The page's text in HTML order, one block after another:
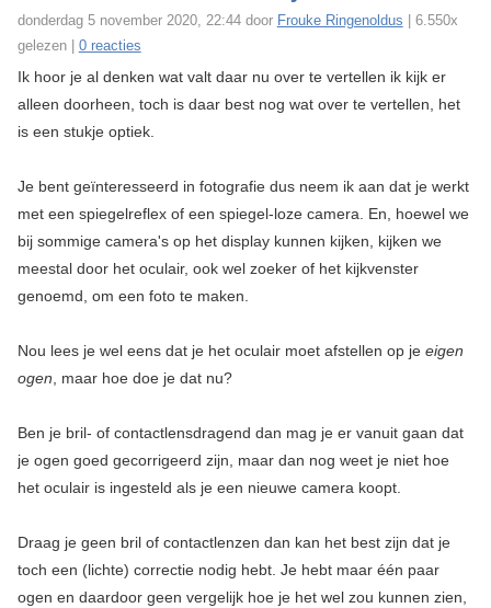
donderdag 5 november 2020, 22:44 door Frouke Ringenoldus | 6.550x
gelezen | 0 reacties
Ik hoor je al denken wat valt daar nu over te vertellen ik kijk er
alleen doorheen, toch is daar best nog wat over te vertellen, het
is een stukje optiek.
Je bent geïnteresseerd in fotografie dus neem ik aan dat je werkt
met een spiegelreflex of een spiegel-loze camera. En, hoewel we
bij sommige camera's op het display kunnen kijken, kijken we
meestal door het oculair, ook wel zoeker of het kijkvenster
genoemd, om een foto te maken.
Nou lees je wel eens dat je het oculair moet afstellen op je eigen
ogen, maar hoe doe je dat nu?
Ben je bril- of contactlensdragend dan mag je er vanuit gaan dat
je ogen goed gecorrigeerd zijn, maar dan nog weet je niet hoe
het oculair is ingesteld als je een nieuwe camera koopt.
Draag je geen bril of contactlenzen dan kan het best zijn dat je
toch een (lichte) correctie nodig hebt. Je hebt maar één paar
ogen en daardoor geen vergelijk hoe je het wel zou kunnen zien,